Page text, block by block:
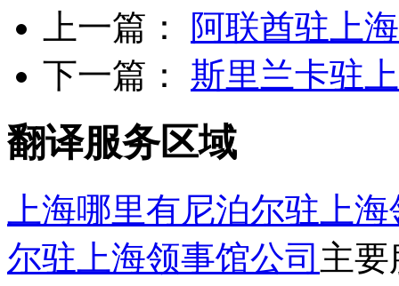
上一篇： 阿联酋驻上
下一篇： 斯里兰卡驻
翻译服务区域
上海哪里有尼泊尔驻上
尔驻上海领事馆公司 主